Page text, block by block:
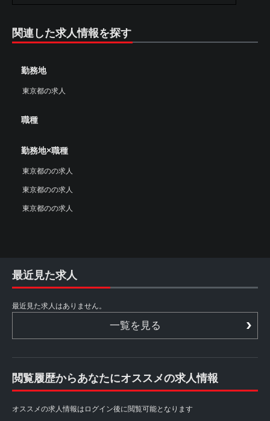
関連した求人情報を探す
勤務地
東京都の求人
職種
勤務地×職種
東京都のの求人
東京都のの求人
東京都のの求人
最近見た求人
最近見た求人はありません。
一覧を見る
閲覧履歴からあなたにオススメの求人情報
オススメの求人情報はログイン後に閲覧可能となります